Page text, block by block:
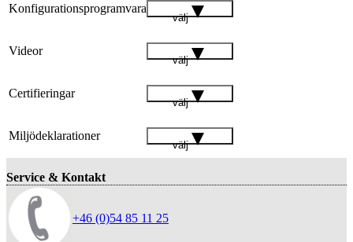
Konfigurationsprogramvara
välj
Videor
välj
Certifieringar
välj
Miljödeklarationer
välj
Service & Kontakt
+46 (0)54 85 11 25